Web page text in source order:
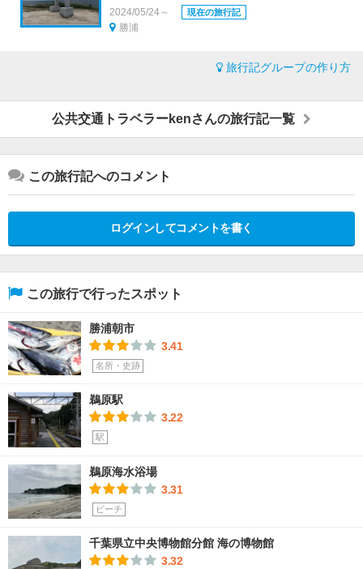
2024/05/24～ 現在の旅行記
勝浦
旅行記グループの作り方
公共交通トラベラーkenさんの旅行記一覧
この旅行記へのコメント
ログインしてコメントを書く
この旅行で行ったスポット
勝浦朝市
3.41
名所・史跡
鵜原駅
3.22
駅
鵜原海水浴場
3.31
ビーチ
千葉県立中央博物館分館 海の博物館
3.32